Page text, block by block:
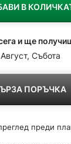
В
и ще
Събота
ПОРЪЧКА
преди